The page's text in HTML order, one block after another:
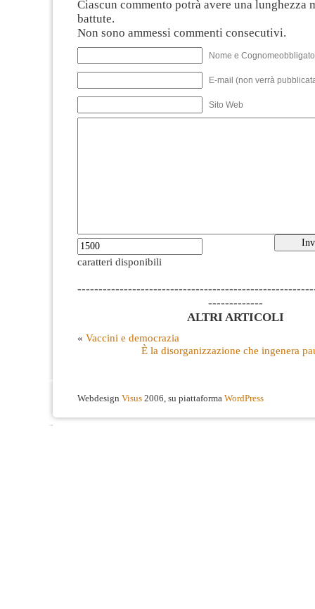
Ciascun commento potrà avere una lunghezza
battute.
Non sono ammessi commenti consecutivi.
Nome e
E-mail (non verrà
Sito Web
caratteri disponibili
-------------
ALTRI ARTICOLI
« Vaccini e democrazia
È la disorganizzazione che ingenera
Webdesign Visus 2006, su piattaforma WordPress